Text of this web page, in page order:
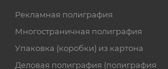
Рекламная полиграфия
Многостраничная полиграфия
Упаковка (коробки) из картона
Деловая полиграфия (полиграфия